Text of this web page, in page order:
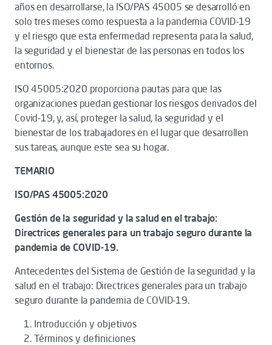
años en desarrollarse, la ISO/PAS 45005 se desarrolló en
solo tres meses como respuesta a la pandemia COVID-19
y el riesgo que esta enfermedad representa para la salud,
la seguridad y el bienestar de las personas en todos los
entornos.
ISO 45005:2020 proporciona pautas para que las
organizaciones puedan gestionar los riesgos derivados del
Covid-19, y, así, proteger la salud, la seguridad y el
bienestar de los trabajadores en el lugar que desarrollen
sus tareas, aunque este sea su hogar.
TEMARIO
ISO/PAS 45005:2020
Gestión de la seguridad y la salud en el trabajo:
Directrices generales para un trabajo seguro durante la
pandemia de COVID-19.
Antecedentes del Sistema de Gestión de la seguridad y la
salud en el trabajo: Directrices generales para un trabajo
seguro durante la pandemia de COVID-19.
Introducción y objetivos
Términos y definiciones